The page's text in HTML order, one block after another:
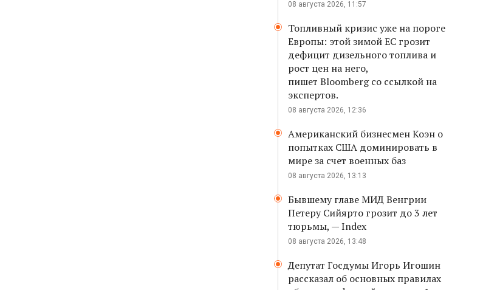
08 августа 2026, 11:57
Топливный кризис уже на пороге
Европы: этой зимой ЕС грозит
дефицит дизельного топлива и
рост цен на него,
пишет Bloomberg со ссылкой на
экспертов.
08 августа 2026, 12:36
Американский бизнесмен Коэн о
попытках США доминировать в
мире за счет военных баз
08 августа 2026, 13:13
Бывшему главе МИД Венгрии
Петеру Сийярто грозит до 3 лет
тюрьмы, — Index
08 августа 2026, 13:48
Депутат Госдумы Игорь Игошин
рассказал об основных правилах